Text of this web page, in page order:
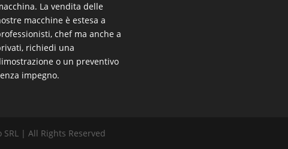
La vendita delle
macchine è estesa a
chef ma anche a
richiedi una
o un preventivo
impegno.
| All Rights Reserved